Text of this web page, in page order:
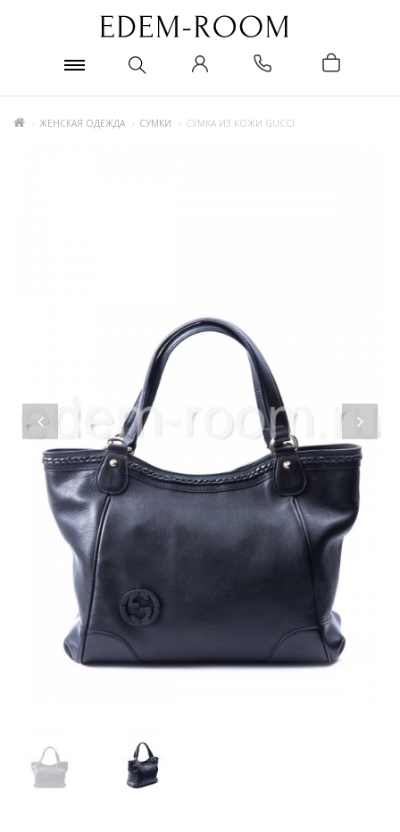
ЖЕНСКАЯ ОДЕЖДА СУМКИ СУМКА ИЗ КОЖИ GUCCI